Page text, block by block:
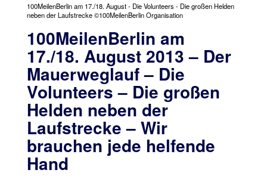
100MeilenBerlin am 17./18. August - Die Volunteers - Die großen Helden
neben der Laufstrecke ©100MeilenBerlin Organisation
100MeilenBerlin am
17./18. August 2013 – Der
Mauerweglauf – Die
Volunteers – Die großen
Helden neben der
Laufstrecke – Wir
brauchen jede helfende
Hand